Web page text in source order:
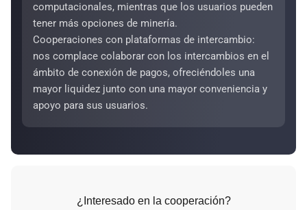
computacionales, mientras que los usuarios pueden
tener más opciones de minería.
Cooperaciones con plataformas de intercambio:
nos complace colaborar con los intercambios en el
ámbito de conexión de pagos, ofreciéndoles una
mayor liquidez junto con una mayor conveniencia y
apoyo para sus usuarios.
¿Interesado en la cooperación?